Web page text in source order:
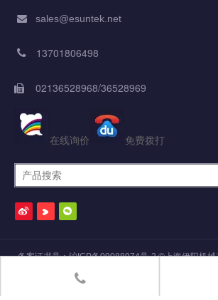
 sales@esuntek.net
 13701806498
 02136528968/36528969
在线询价 免费拨打
备案证书号：沪ICP备09088974号-2©上海伊阳机